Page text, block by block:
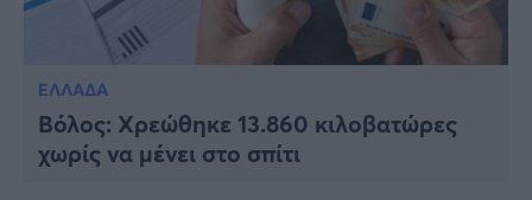
ΕΛΛΑΔΑ
Βόλος: Χρεώθηκε 13.860 κιλοβατώρες
χωρίς να μένει στο σπίτι